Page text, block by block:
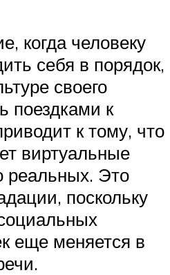
когда человеку
себя в порядок,
своего
поездками к
к тому, что
виртуальные
реальных. Это
поскольку
еще меняется в